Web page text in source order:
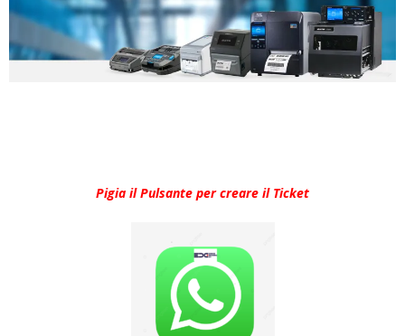
Pigia il Pulsante per creare il Ticket